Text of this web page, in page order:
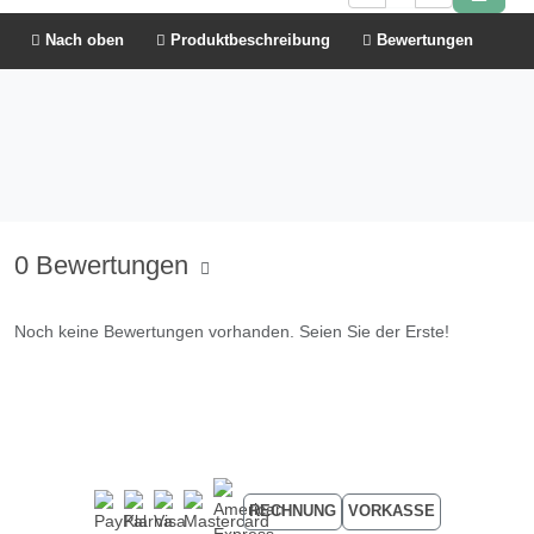
Nach oben Produktbeschreibung Bewertungen
0 Bewertungen
Noch keine Bewertungen vorhanden. Seien Sie der Erste!
RECHNUNG VORKASSE